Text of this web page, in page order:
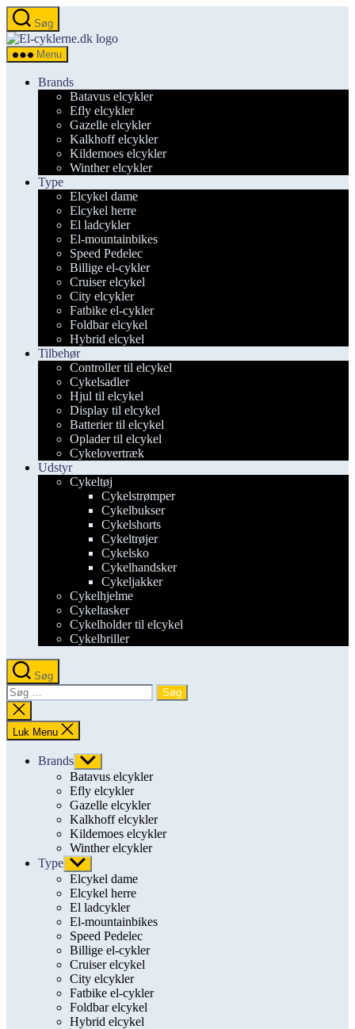
Spring
til
indholdet
Søg
el-
Menu
Brands
Batavus elcykler
Efly elcykler
Gazelle elcykler
Kalkhoff elcykler
Kildemoes elcykler
Winther elcykler
Type
Elcykel dame
Elcykel herre
El ladcykler
El-mountainbikes
Speed Pedelec
Billige el-cykler
Cruiser elcykel
City elcykler
Fatbike el-cykler
Foldbar elcykel
Hybrid elcykel
Tilbehør
Controller til elcykel
Cykelsadler
Hjul til elcykel
Display til elcykel
Batterier til elcykel
Oplader til elcykel
Cykelovertræk
Udstyr
Cykeltøj
Cykelstrømper
Cykelbukser
Cykelshorts
Cykeltrøjer
Cykelsko
Cykelhandsker
Cykeljakker
Cykelhjelme
Cykeltasker
Cykelholder til elcykel
Cykelbriller
Søg
Søg
efter:
Luk
søgning
Luk Menu
Brands Vis
undermenu
Batavus elcykler
Efly elcykler
Gazelle elcykler
Kalkhoff elcykler
Kildemoes elcykler
Winther elcykler
Type Vis
undermenu
Elcykel dame
Elcykel herre
El ladcykler
El-mountainbikes
Speed Pedelec
Billige el-cykler
Cruiser elcykel
City elcykler
Fatbike el-cykler
Foldbar elcykel
Hybrid elcykel